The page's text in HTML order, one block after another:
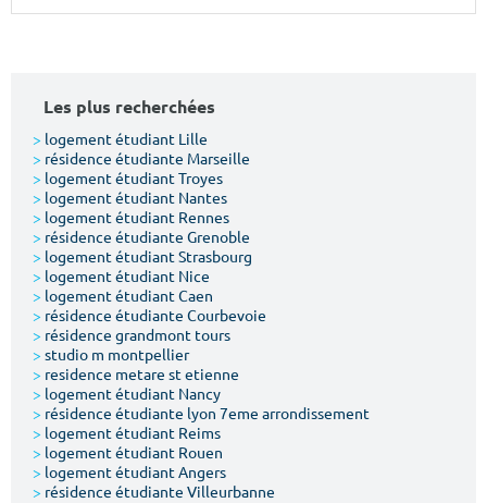
m² m²
Votre date d'entrée
Chercher
Les plus recherchées
> logement étudiant Lille
> résidence étudiante Marseille
> logement étudiant Troyes
> logement étudiant Nantes
> logement étudiant Rennes
> résidence étudiante Grenoble
> logement étudiant Strasbourg
> logement étudiant Nice
> logement étudiant Caen
> résidence étudiante Courbevoie
> résidence grandmont tours
> studio m montpellier
> residence metare st etienne
> logement étudiant Nancy
> résidence étudiante lyon 7eme arrondissement
> logement étudiant Reims
> logement étudiant Rouen
> logement étudiant Angers
> résidence étudiante Villeurbanne